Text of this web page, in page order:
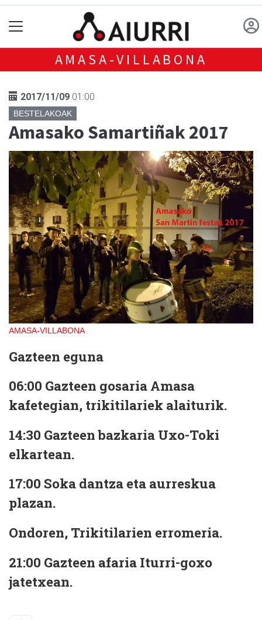
AMASA-VILLABONA
2017/11/09 01:00
BESTELAKOAK
Amasako Samartiñak 2017
AMASA-VILLABONA
Gazteen eguna
06:00 Gazteen gosaria Amasa
kafetegian, trikitilariek alaiturik.
14:30 Gazteen bazkaria Uxo-Toki
elkartean.
17:00 Soka dantza eta aurreskua
plazan.
Ondoren, Trikitilarien erromeria.
21:00 Gazteen afaria Iturri-goxo
jatetxean.